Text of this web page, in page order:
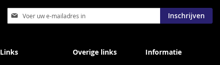
Abonneer
u
nieuwsbrief
Inschrijven
Links
Overige links
Informatie